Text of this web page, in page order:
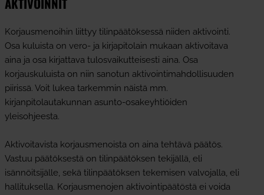
Korjausmenoihin liittyy tilinpäätöksessä niiden aktivointi.
Osa kuluista on vero- ja kirjapitolain mukaan aktivoitava
aina ja osa kirjattava tulosvaikutteisesti aina. Osa
korjauskuluista on niin sanotun aktivointimahdollisuuden
piirissä. Voit lukea tarkemmin näistä mm.
kirjanpitolautakunnan asunto-osakeyhtiöiden
yleisohjeesta.
Aktivoitavista korjausmenoista on aina tehtävä päätös.
Vastuu päätöksestä on tilinpäätöksen tekijällä, eli
isännöitsijälle, sekä tilinpäätöksen tekemisen valvojalla, eli
hallituksella. Korjausmenojen aktivointipäätöstä ei voida